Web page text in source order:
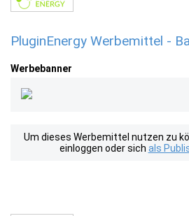
PluginEnergy Werbemittel -
Werbebanner
Um dieses Werbemittel nutzen zu
einloggen oder sich als